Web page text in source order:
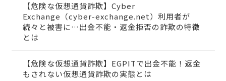
【危険な仮想通貨詐欺】Cyber
Exchange（cyber-exchange.net）利用者が
続々と被害に…出金不能・返金拒否の詐欺の特徴
とは
【危険な仮想通貨詐欺】EGPITで出金不能！返金
もされない仮想通貨詐欺の実態とは